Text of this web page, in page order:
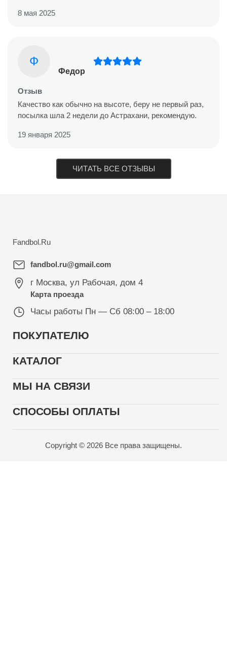
8 мая 2025
Ф
Федор
Отзыв
Качество как обычно на высоте, беру не первый раз,
посылка шла 2 недели до Астрахани, рекомендую.
19 января 2025
ЧИТАТЬ ВСЕ ОТЗЫВЫ
Fandbol.Ru
fandbol.ru@gmail.com
г Москва, ул Рабочая, дом 4
Карта проезда
Часы работы Пн — Сб 08:00 – 18:00
ПОКУПАТЕЛЮ
КАТАЛОГ
МЫ НА СВЯЗИ
СПОСОБЫ ОПЛАТЫ
Copyright © 2026 Все права защищены.